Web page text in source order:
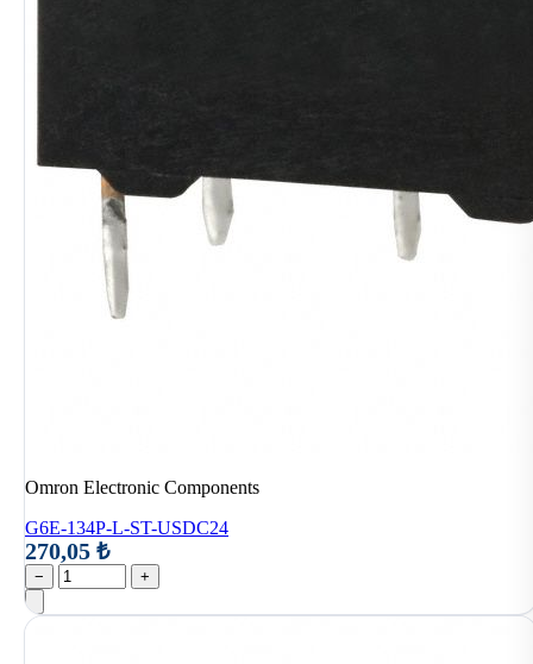
Omron Electronic Components
G6E-134P-L-ST-USDC24
270,05 ₺
− +